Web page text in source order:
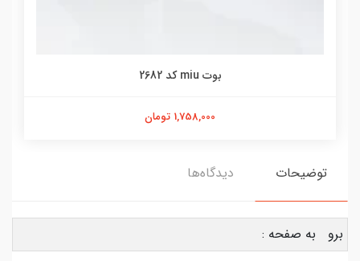
بوت miu کد 2682
1,758,000 تومان
توضیحات دیدگاه‌ها
برو به صفحه :